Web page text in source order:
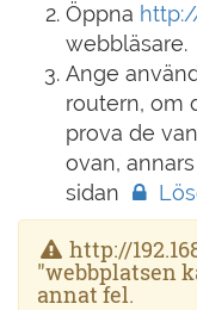
Öppna
webbläsare.
Ange
routern, om
prova de
ovan,
sidan
http://
"webbplatsen
annat fel.